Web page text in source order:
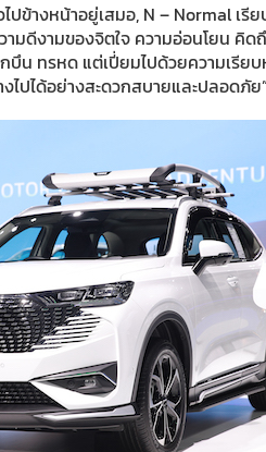
ข้างหน้าอยู่เสมอ, N – Normal เรีย
มดีงามของจิตใจ ความอ่อนโยน คิด
บึน ทรหด แต่เปี่ยมไปด้วยความเรีย
ปได้อย่างสะดวกสบายและปลอดภัย”